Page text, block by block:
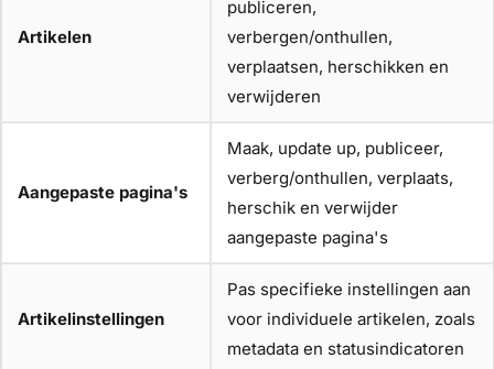
Artikelen
publiceren,
verbergen/onthullen,
verplaatsen, herschikken en
verwijderen
Aangepaste pagina's
Maak, update up, publiceer,
verberg/onthullen, verplaats,
herschik en verwijder
aangepaste pagina's
Artikelinstellingen
Pas specifieke instellingen aan
voor individuele artikelen, zoals
metadata en statusindicatoren